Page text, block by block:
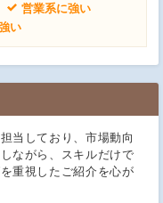
営業系に強い
い
当しており、市場動向
ながら、スキルだけで
重視したご紹介を心が